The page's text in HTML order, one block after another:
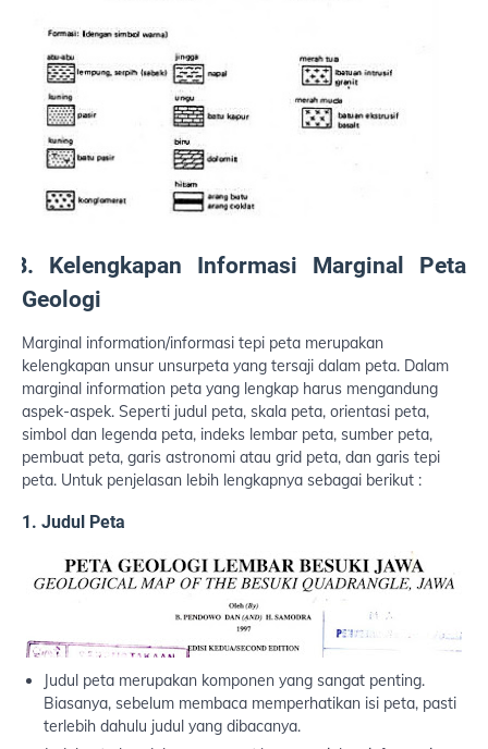
B. Kelengkapan Informasi Marginal Peta
Geologi
Marginal information/informasi tepi peta merupakan
kelengkapan unsur unsurpeta yang tersaji dalam peta. Dalam
marginal information peta yang lengkap harus mengandung
aspek-aspek. Seperti judul peta, skala peta, orientasi peta,
simbol dan legenda peta, indeks lembar peta, sumber peta,
pembuat peta, garis astronomi atau grid peta, dan garis tepi
peta. Untuk penjelasan lebih lengkapnya sebagai berikut :
1. Judul Peta
Judul peta merupakan komponen yang sangat penting.
Biasanya, sebelum membaca memperhatikan isi peta, pasti
terlebih dahulu judul yang dibacanya.